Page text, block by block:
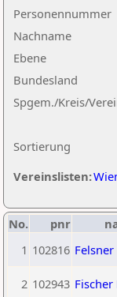
Nachname
Ebene
Sortierung
Personennummer
Bundesland
Spgem./Kreis/
Vereinslisten:
No. pnr
1 102816
2 102943 Fischer